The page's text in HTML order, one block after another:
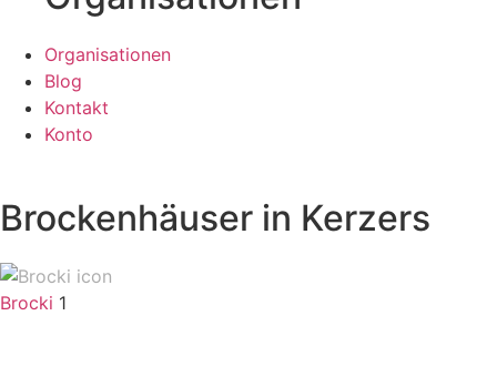
Organisationen
Blog
Kontakt
Konto
Brockenhäuser in Kerzers
Brocki 1